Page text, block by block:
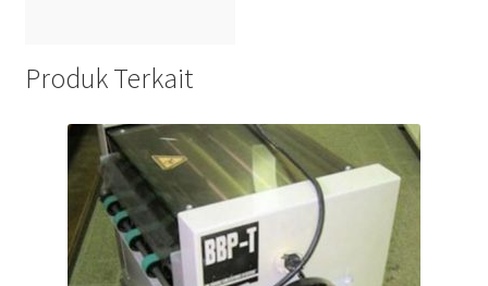
Produk Terkait